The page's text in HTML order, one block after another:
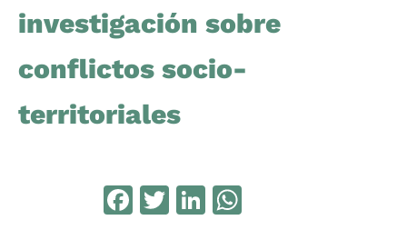
investigación sobre
conflictos socio-
territoriales
Facebook
TwitterLinkedIn